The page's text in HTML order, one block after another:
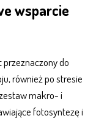
wsparcie
do
również po stresie
makro- i
fotosyntezę i